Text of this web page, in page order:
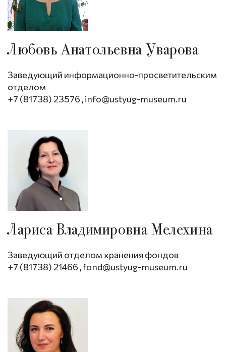
Любовь Анатольевна Уварова
Заведующий информационно-просветительским
отделом
+7 (81738) 23576 ,info@ustyug-museum.ru
Лариса Владимировна Мелехина
Заведующий отделом хранения фондов
+7 (81738) 21466 ,fond@ustyug-museum.ru